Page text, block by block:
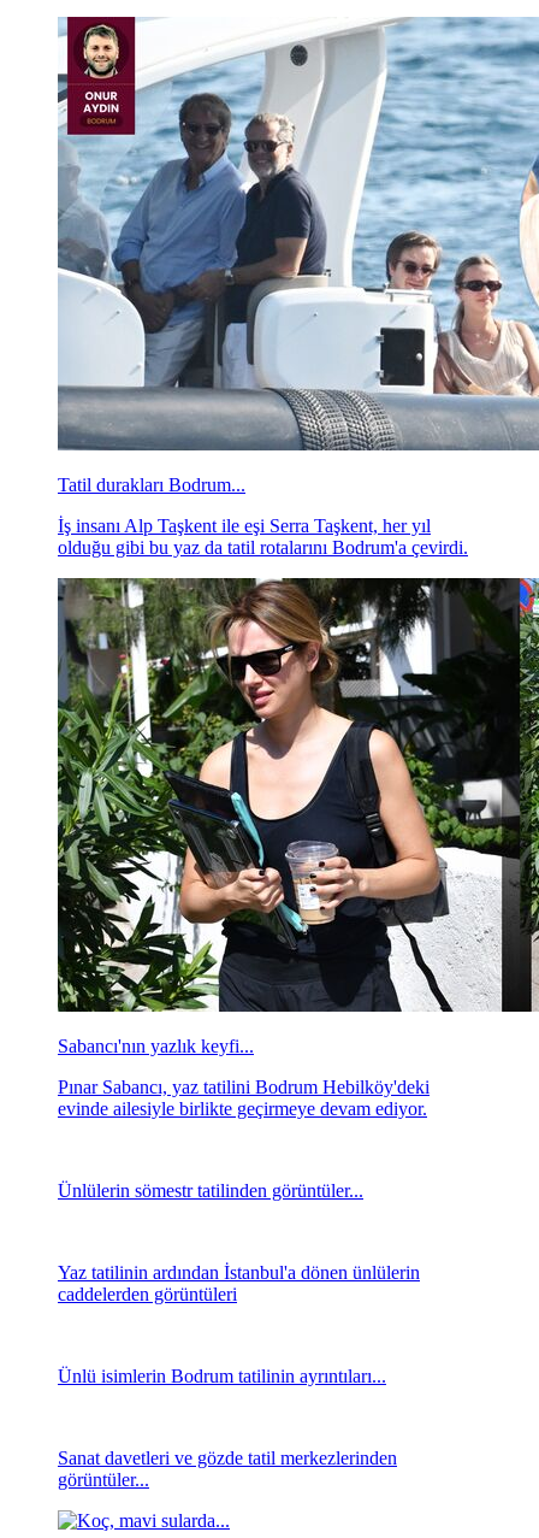
Tatil durakları Bodrum...
İş insanı Alp Taşkent ile eşi Serra Taşkent, her yıl
olduğu gibi bu yaz da tatil rotalarını Bodrum'a çevirdi.
Sabancı'nın yazlık keyfi...
Pınar Sabancı, yaz tatilini Bodrum Hebilköy'deki
evinde ailesiyle birlikte geçirmeye devam ediyor.
Ünlülerin sömestr tatilinden görüntüler...
Yaz tatilinin ardından İstanbul'a dönen ünlülerin
caddelerden görüntüleri
Ünlü isimlerin Bodrum tatilinin ayrıntıları...
Sanat davetleri ve gözde tatil merkezlerinden
görüntüler...